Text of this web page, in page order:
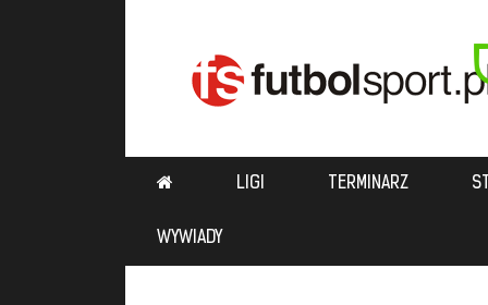
LIGI TERMINARZ
WYWIADY